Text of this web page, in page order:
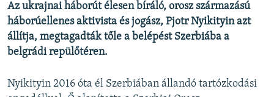
Valamennyi RFE/RL weboldal
Az ukrajnai háborút élesen bíráló, orosz származású
háborúellenes aktivista és jogász, Pjotr Nyikityin azt
állítja, megtagadták tőle a belépést Szerbiába a
belgrádi repülőtéren.
Nyikityin 2016 óta él Szerbiában állandó tartózkodási